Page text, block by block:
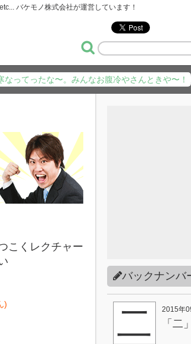
バケモノ株式会社が運営しています！
なってったな〜。みんなお腹冷やさんときや〜！
こくレクチャー
)
バックナンバ
二 2015年
「二